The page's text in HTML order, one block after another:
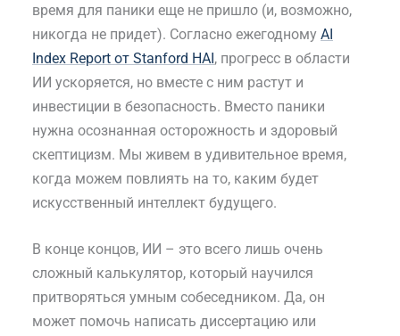
время для паники еще не пришло (и, возможно,
никогда не придет). Согласно ежегодному AI
Index Report от Stanford HAI, прогресс в области
ИИ ускоряется, но вместе с ним растут и
инвестиции в безопасность. Вместо паники
нужна осознанная осторожность и здоровый
скептицизм. Мы живем в удивительное время,
когда можем повлиять на то, каким будет
искусственный интеллект будущего.
В конце концов, ИИ – это всего лишь очень
сложный калькулятор, который научился
притворяться умным собеседником. Да, он
может помочь написать диссертацию или